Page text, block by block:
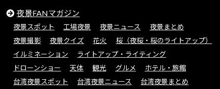
夜景FANマガジン
夜景スポット 工場夜景 夜景ニュース
夜景まとめ
夜景撮影
夜景クイズ 花火
桜（夜桜・桜のライトアップ）
イルミネーション
ライトアップ・ライティング
ドローンショー
天体 観光 グルメ
ホテル・旅館
台湾夜景スポット
台湾夜景ニュース 台湾夜景まとめ